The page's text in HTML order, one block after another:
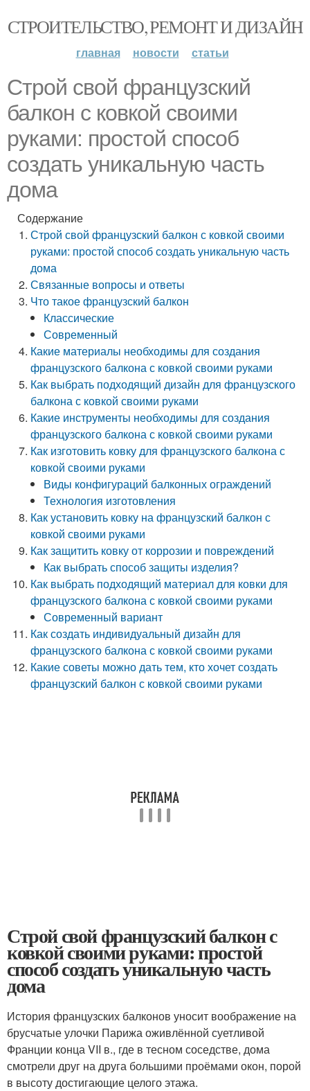
СТРОИТЕЛЬСТВО, РЕМОНТ И ДИЗАЙН
главная новости статьи
Строй свой французский
балкон с ковкой своими
руками: простой способ
создать уникальную часть
дома
Содержание
Строй свой французский балкон с ковкой своими
руками: простой способ создать уникальную часть
дома
Связанные вопросы и ответы
Что такое французский балкон
Классические
Современный
Какие материалы необходимы для создания
французского балкона с ковкой своими руками
Как выбрать подходящий дизайн для французского
балкона с ковкой своими руками
Какие инструменты необходимы для создания
французского балкона с ковкой своими руками
Как изготовить ковку для французского балкона с
ковкой своими руками
Виды конфигураций балконных ограждений
Технология изготовления
Как установить ковку на французский балкон с
ковкой своими руками
Как защитить ковку от коррозии и повреждений
Как выбрать способ защиты изделия?
Как выбрать подходящий материал для ковки для
французского балкона с ковкой своими руками
Современный вариант
Как создать индивидуальный дизайн для
французского балкона с ковкой своими руками
Какие советы можно дать тем, кто хочет создать
французский балкон с ковкой своими руками
Строй свой французский балкон с
ковкой своими руками: простой
способ создать уникальную часть
дома
История французских балконов уносит воображение на
брусчатые улочки Парижа оживлённой суетливой
Франции конца VII в., где в тесном соседстве, дома
смотрели друг на друга большими проёмами окон, порой
в высоту достигающие целого этажа.